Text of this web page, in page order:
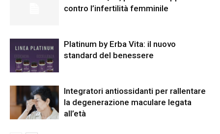
contro l’infertilità femminile
Platinum by Erba Vita: il nuovo
standard del benessere
Integratori antiossidanti per rallentare
la degenerazione maculare legata
all’età